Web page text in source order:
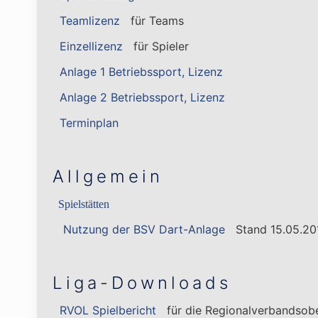
Teamlizenz für Teams
Einzellizenz für Spieler
Anlage 1 Betriebssport, Lizenz
Anlage 2 Betriebssport, Lizenz
Terminplan
Allgemein
Spielstätten
Nutzung der BSV Dart-Anlage Stand
Liga-Downloads
RVOL Spielbericht für die